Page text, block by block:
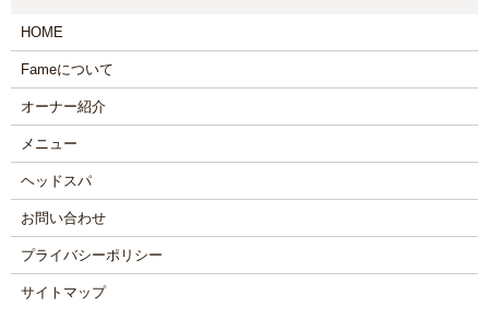
HOME
Fameについて
オーナー紹介
メニュー
ヘッドスパ
お問い合わせ
プライバシーポリシー
サイトマップ